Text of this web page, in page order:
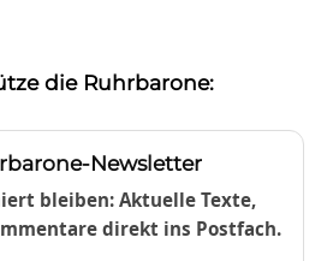
die Ruhrbarone:
Newsletter
bleiben: Aktuelle Texte,
direkt ins Postfach.